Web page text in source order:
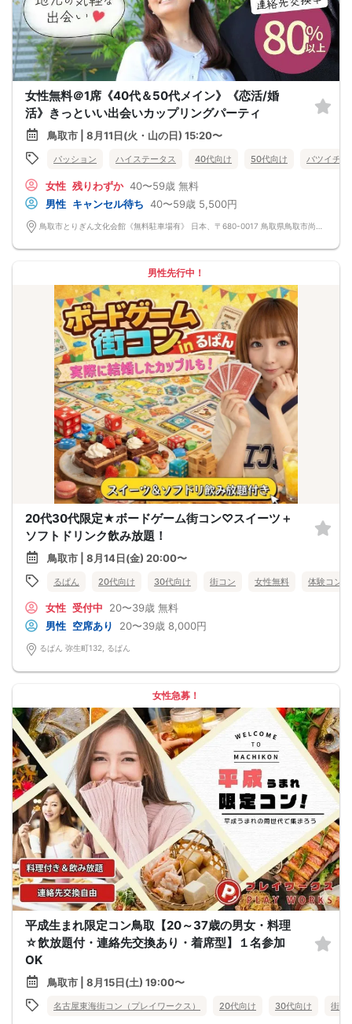
女性無料＠1席《40代＆50代メイン》《恋活/婚
活》きっといい出会いカップリングパーティ
鳥取市 | 8月11日(火・山の日) 15:20〜
パッション ハイステータス 40代向け 50代向け バツイチ・
女性 残りわずか 40〜59歳 無料
男性 キャンセル待ち 40〜59歳 5,500円
男性先行中！
20代30代限定★ボードゲーム街コン♡スイーツ＋
ソフトドリンク飲み放題！
鳥取市 | 8月14日(金) 20:00〜
るぱん 20代向け 30代向け 街コン 女性無料 体験コン
女性 受付中 20〜39歳 無料
男性 空席あり 20〜39歳 8,000円
るぱん 弥生町132, るぱん
女性急募！
平成生まれ限定コン鳥取【20～37歳の男女・料理
☆飲放題付・連絡先交換あり・着席型】１名参加
OK
鳥取市 | 8月15日(土) 19:00〜
名古屋東海街コン（プレイワークス） 20代向け 30代向け 街コ